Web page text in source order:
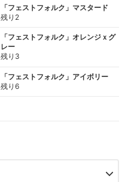
「フェストフォルク」マスタード
残り2
「フェストフォルク」オレンジｘグ
レー
残り3
「フェストフォルク」アイボリー
残り6